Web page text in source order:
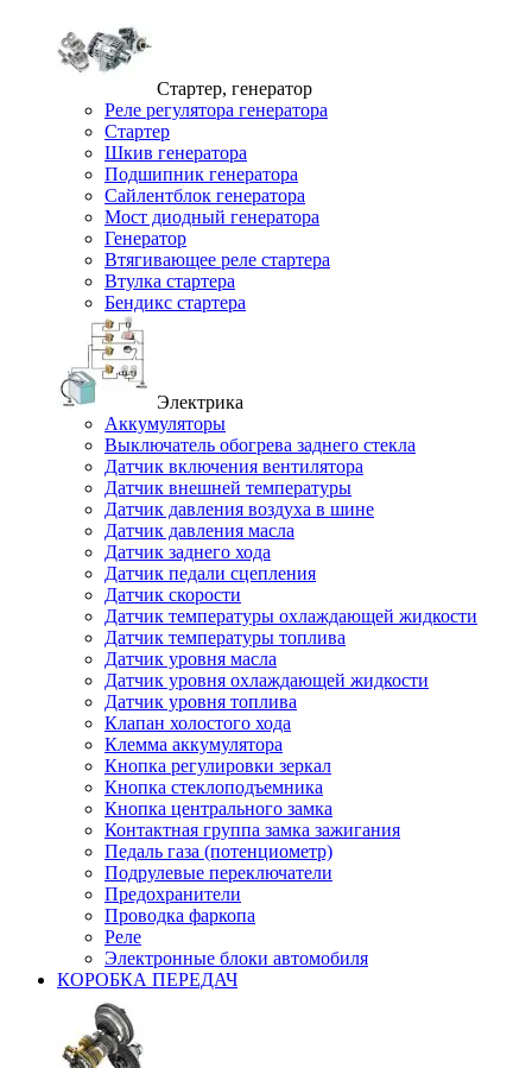
Стартер, генератор
Реле регулятора генератора
Стартер
Шкив генератора
Подшипник генератора
Сайлентблок генератора
Мост диодный генератора
Генератор
Втягивающее реле стартера
Втулка стартера
Бендикс стартера
Электрика
Аккумуляторы
Выключатель обогрева заднего стекла
Датчик включения вентилятора
Датчик внешней температуры
Датчик давления воздуха в шине
Датчик давления масла
Датчик заднего хода
Датчик педали сцепления
Датчик скорости
Датчик температуры охлаждающей жидкости
Датчик температуры топлива
Датчик уровня масла
Датчик уровня охлаждающей жидкости
Датчик уровня топлива
Клапан холостого хода
Клемма аккумулятора
Кнопка регулировки зеркал
Кнопка стеклоподъемника
Кнопка центрального замка
Контактная группа замка зажигания
Педаль газа (потенциометр)
Подрулевые переключатели
Предохранители
Проводка фаркопа
Реле
Электронные блоки автомобиля
КОРОБКА ПЕРЕДАЧ